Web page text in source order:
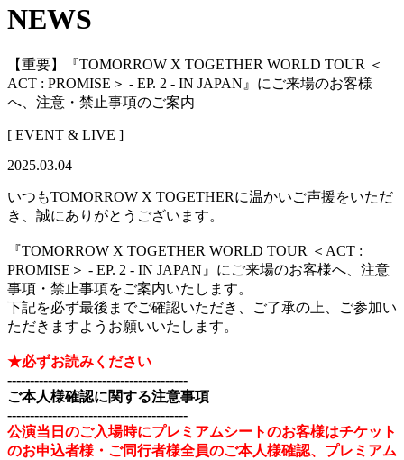
NEWS
【重要】『TOMORROW X TOGETHER WORLD TOUR ＜
ACT : PROMISE＞ - EP. 2 - IN JAPAN』にご来場のお客様
へ、注意・禁止事項のご案内
[ EVENT & LIVE ]
2025.03.04
いつもTOMORROW X TOGETHERに温かいご声援をいただ
き、誠にありがとうございます。
『TOMORROW X TOGETHER WORLD TOUR ＜ACT :
PROMISE＞ - EP. 2 - IN JAPAN』にご来場のお客様へ、注意
事項・禁止事項をご案内いたします。
下記を必ず最後までご確認いただき、ご了承の上、ご参加い
ただきますようお願いいたします。
★必ずお読みください
----------------------------------------
ご本人様確認に関する注意事項
----------------------------------------
公演当日のご入場時にプレミアムシートのお客様はチケット
のお申込者様・ご同行者様全員のご本人様確認、プレミアム